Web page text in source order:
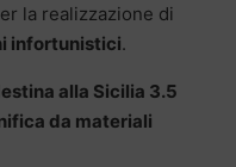
la realizzazione di
infortunistici.
alla Sicilia 3.5
da materiali